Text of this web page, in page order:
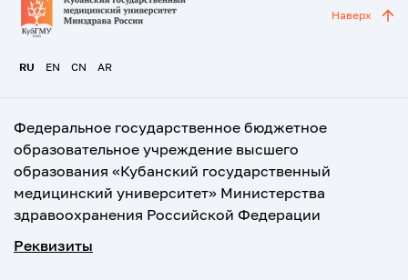
RU EN CN AR
Наверх
Федеральное государственное бюджетное
образовательное учреждение высшего
образования «Кубанский государственный
медицинский университет» Министерства
здравоохранения Российской Федерации
Реквизиты